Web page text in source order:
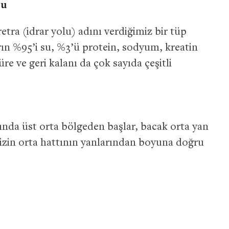
(idrar yolu) adını verdiğimiz bir tüp
%95’i su, %3’ü protein, sodyum, kreatin
ve geri kalanı da çok sayıda çeşitli
üst orta bölgeden başlar, bacak orta yan
orta hattının yanlarından boyuna doğru